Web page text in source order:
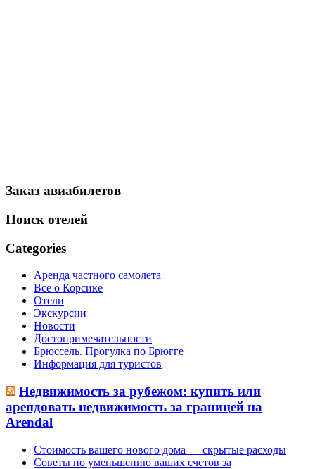
Заказ авиабилетов
Поиск отелей
Categories
Аренда частного самолета
Все о Корсике
Отели
Экскурсии
Новости
Достопримечательности
Брюссель. Прогулка по Брюгге
Информация для туристов
Недвижимость за рубежом: купить или
арендовать недвижимость за границей на
Arendal
Стоимость вашего нового дома — скрытые расходы
Советы по уменьшению ваших счетов за